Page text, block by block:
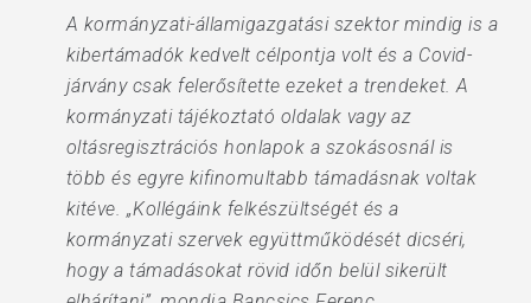
A kormányzati-államigazgatási szektor mindig is a
kibertámadók kedvelt célpontja volt és a Covid-
járvány csak felerősítette ezeket a trendeket. A
kormányzati tájékoztató oldalak vagy az
oltásregisztrációs honlapok a szokásosnál is
több és egyre kifinomultabb támadásnak voltak
kitéve. „Kollégáink felkészültségét és a
kormányzati szervek együttműködését dicséri,
hogy a támadásokat rövid időn belül sikerült